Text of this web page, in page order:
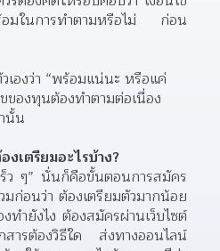
ร้อมในการทำตามหรือไม่ ก่อน
เองว่า “พร้อมแน่นะ หรือแค่
ของทุนต้องทำตามต่อเนื่อง
นั้น
เตรียมอะไรบ้าง?
ว ๆ” นั่นก็คือขั้นตอนการสมัคร
ก่อนว่า ต้องเตรียมตัวมากน้อย
ำยังไง ต้องสมัครผ่านเว็บไซต์
ารต้องวิธีใด ส่งทางออนไลน์